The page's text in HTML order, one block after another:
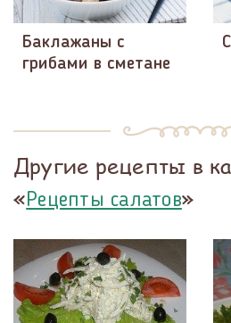
Баклажаны с
грибами в сметане
Другие рецепты в
«Рецепты салатов»